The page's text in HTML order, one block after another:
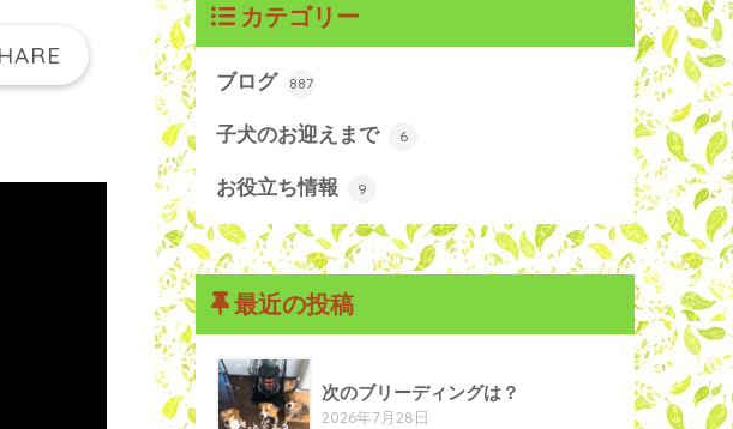
カテゴリー
ブログ 887
子犬のお迎えまで 6
お役立ち情報 9
最近の投稿
次のブリーディングは？
2026年7月28日